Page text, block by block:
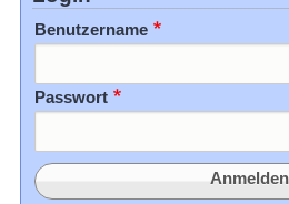
Benutzername
Passwort